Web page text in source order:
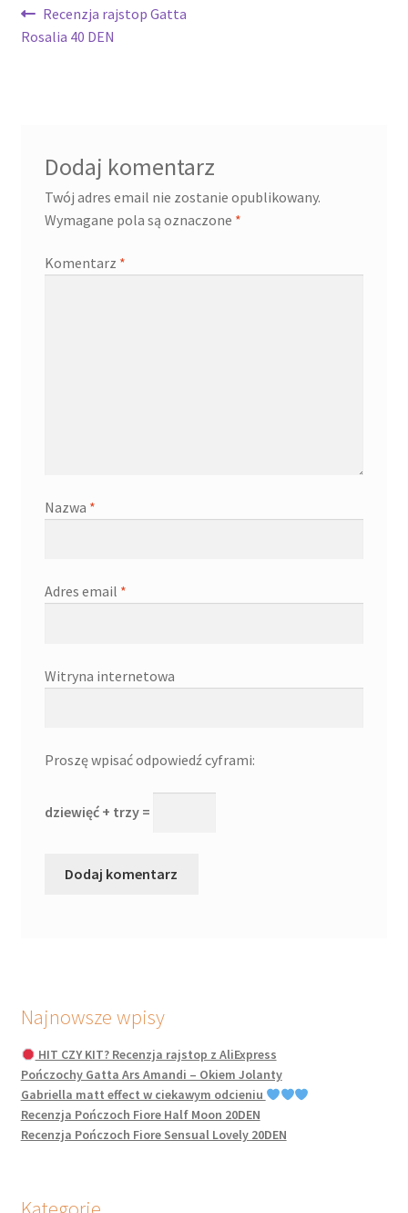
Nawigacja
wpisu
Poprzedni
wpis:
Recenzja rajstop Gatta
Rosalia 40 DEN
Dodaj komentarz
Twój adres email nie zostanie opublikowany.
Wymagane pola są oznaczone *
Komentarz *
Nazwa *
Adres email *
Witryna internetowa
Proszę wpisać odpowiedź cyframi:
dziewięć + trzy =
Najnowsze wpisy
HIT CZY KIT? Recenzja rajstop z AliExpress
Pończochy Gatta Ars Amandi – Okiem Jolanty
Gabriella matt effect w ciekawym odcieniu
Recenzja Pończoch Fiore Half Moon 20DEN
Recenzja Pończoch Fiore Sensual Lovely 20DEN